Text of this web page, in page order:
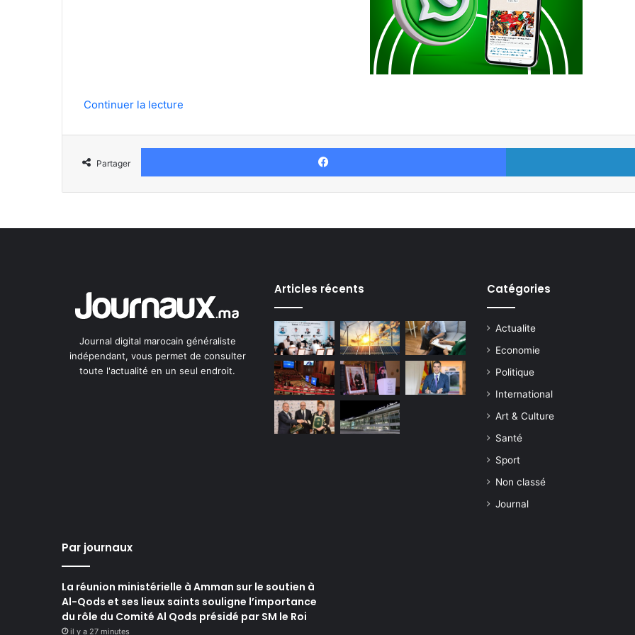
Continuer la lecture
Partager
Facebook
Journal digital marocain généraliste
indépendant, vous permet de consulter
toute l'actualité en un seul endroit.
Articles récents Catégories
Actualite
Economie
Politique
International
Art & Culture
Santé
Sport
Non classé
Journal
Par journaux
La réunion ministérielle à Amman sur le soutien à
Al-Qods et ses lieux saints souligne l’importance
du rôle du Comité Al Qods présidé par SM le Roi
il y a 27 minutes